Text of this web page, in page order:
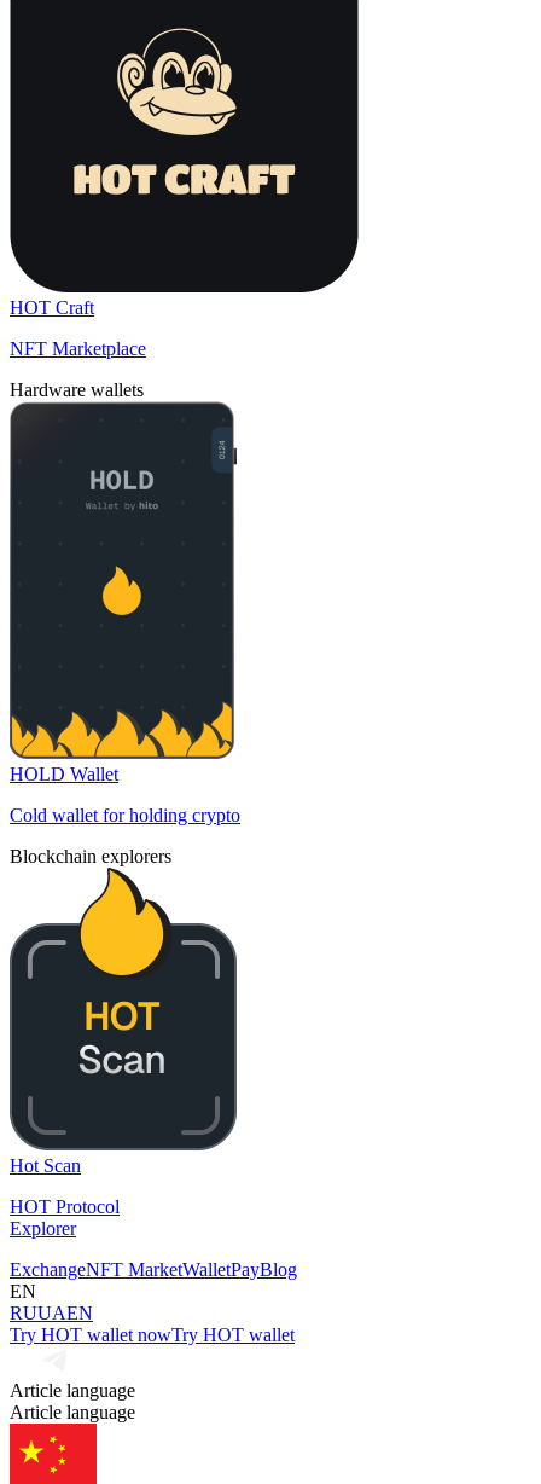
HOT Craft
NFT Marketplace
Hardware wallets
HOLD Wallet
Cold wallet for holding crypto
Blockchain explorers
Hot Scan
HOT Protocol
Explorer
ExchangeNFT MarketWalletPayBlog
EN
RUUAEN
Try HOT wallet nowTry HOT wallet
Article language
Article language